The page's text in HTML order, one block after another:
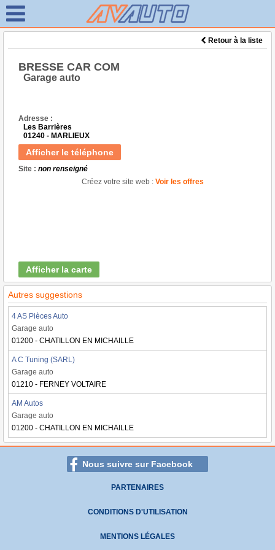
Retour à la liste
BRESSE CAR COM
Garage auto
Adresse :
Les Barrières
01240 - MARLIEUX
Afficher le téléphone
Site : non renseigné
Créez votre site web : Voir les offres
Afficher la carte
Autres suggestions
4 AS Pièces Auto
Garage auto
01200 - CHATILLON EN MICHAILLE
A C Tuning (SARL)
Garage auto
01210 - FERNEY VOLTAIRE
AM Autos
Garage auto
01200 - CHATILLON EN MICHAILLE
Nous suivre sur Facebook
PARTENAIRES
CONDITIONS D'UTILISATION
MENTIONS LÉGALES